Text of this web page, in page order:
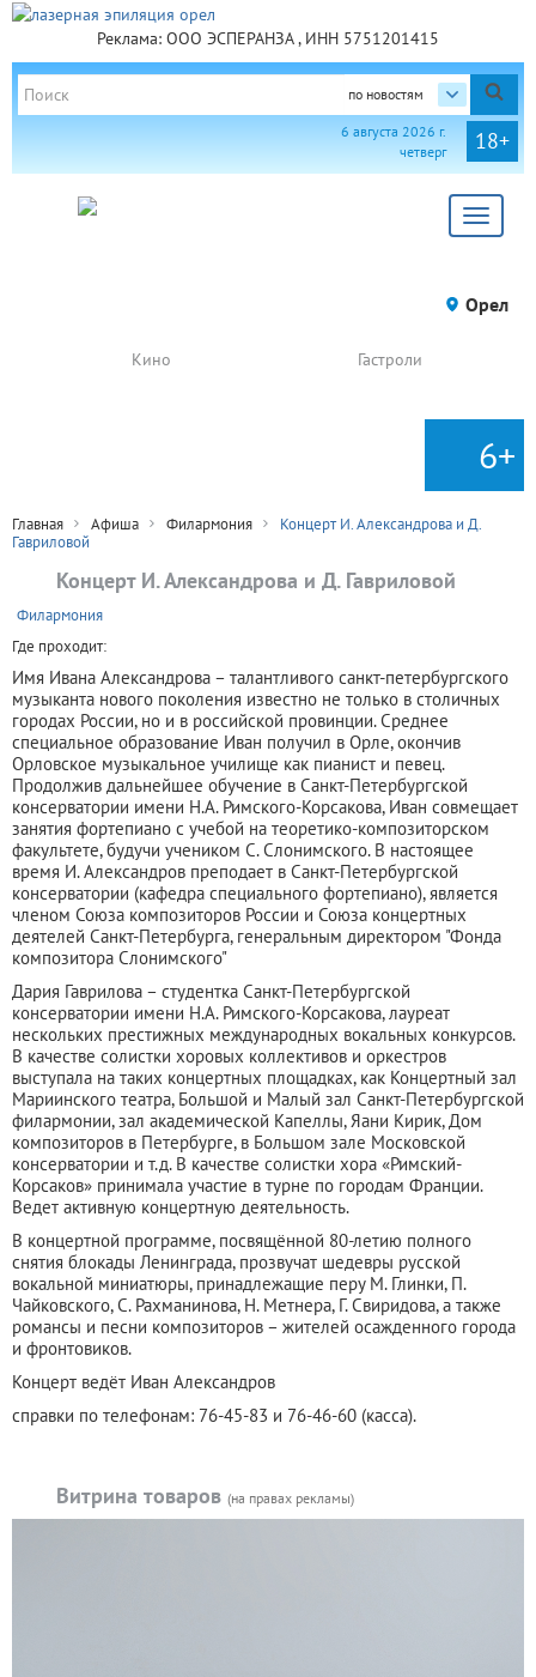
Реклама: ООО ЭСПЕРАНЗА , ИНН 5751201415
по новостям
18+
6 августа 2026 г.
четверг
Toggle
Орел
Кино Гастроли
6+
Главная Афиша Филармония
Концерт И. Александрова и Д.
Гавриловой
Концерт И. Александрова и Д. Гавриловой
Филармония
Где проходит:
Имя Ивана Александрова – талантливого санкт-петербургского
музыканта нового поколения известно не только в столичных
городах России, но и в российской провинции. Среднее
специальное образование Иван получил в Орле, окончив
Орловское музыкальное училище как пианист и певец.
Продолжив дальнейшее обучение в Санкт-Петербургской
консерватории имени Н.А. Римского-Корсакова, Иван совмещает
занятия фортепиано с учебой на теоретико-композиторском
факультете, будучи учеником С. Слонимского. В настоящее
время И. Александров преподает в Санкт-Петербургской
консерватории (кафедра специального фортепиано), является
членом Союза композиторов России и Союза концертных
деятелей Санкт-Петербурга, генеральным директором "Фонда
композитора Слонимского"
Дария Гаврилова – студентка Санкт-Петербургской
консерватории имени Н.А. Римского-Корсакова, лауреат
нескольких престижных международных вокальных конкурсов.
В качестве солистки хоровых коллективов и оркестров
выступала на таких концертных площадках, как Концертный зал
Мариинского театра, Большой и Малый зал Санкт-Петербургской
филармонии, зал академической Капеллы, Яани Кирик, Дом
композиторов в Петербурге, в Большом зале Московской
консерватории и т.д. В качестве солистки хора «Римский-
Корсаков» принимала участие в турне по городам Франции.
Ведет активную концертную деятельность.
В концертной программе, посвящённой 80-летию полного
снятия блокады Ленинграда, прозвучат шедевры русской
вокальной миниатюры, принадлежащие перу М. Глинки, П.
Чайковского, С. Рахманинова, Н. Метнера, Г. Свиридова, а также
романсы и песни композиторов – жителей осажденного города
и фронтовиков.
Концерт ведёт Иван Александров
справки по телефонам: 76-45-83 и 76-46-60 (касса).
Витрина товаров (на правах рекламы)